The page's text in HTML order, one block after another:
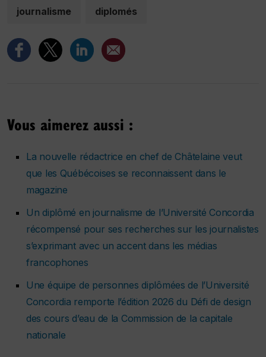
journalisme diplomés
Vous aimerez aussi :
La nouvelle rédactrice en chef de Châtelaine veut
que les Québécoises se reconnaissent dans le
magazine
Un diplômé en journalisme de l’Université Concordia
récompensé pour ses recherches sur les journalistes
s’exprimant avec un accent dans les médias
francophones
Une équipe de personnes diplômées de l’Université
Concordia remporte l’édition 2026 du Défi de design
des cours d’eau de la Commission de la capitale
nationale